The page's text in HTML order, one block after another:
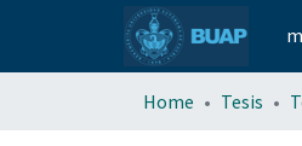
Home Tesis